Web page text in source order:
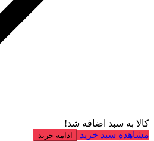
کالا به سبد اضافه شد!
مشاهده سبد خرید
ادامه خرید